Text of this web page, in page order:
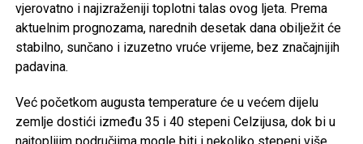
Share Post
Share
Tweet Share
vjerovatno i najizraženiji toplotni talas ovog ljeta. Prema
aktuelnim prognozama, narednih desetak dana obilježit će
stabilno, sunčano i izuzetno vruće vrijeme, bez značajnijih
padavina.
Već početkom augusta temperature će u većem dijelu
zemlje dostići između 35 i 40 stepeni Celzijusa, dok bi u